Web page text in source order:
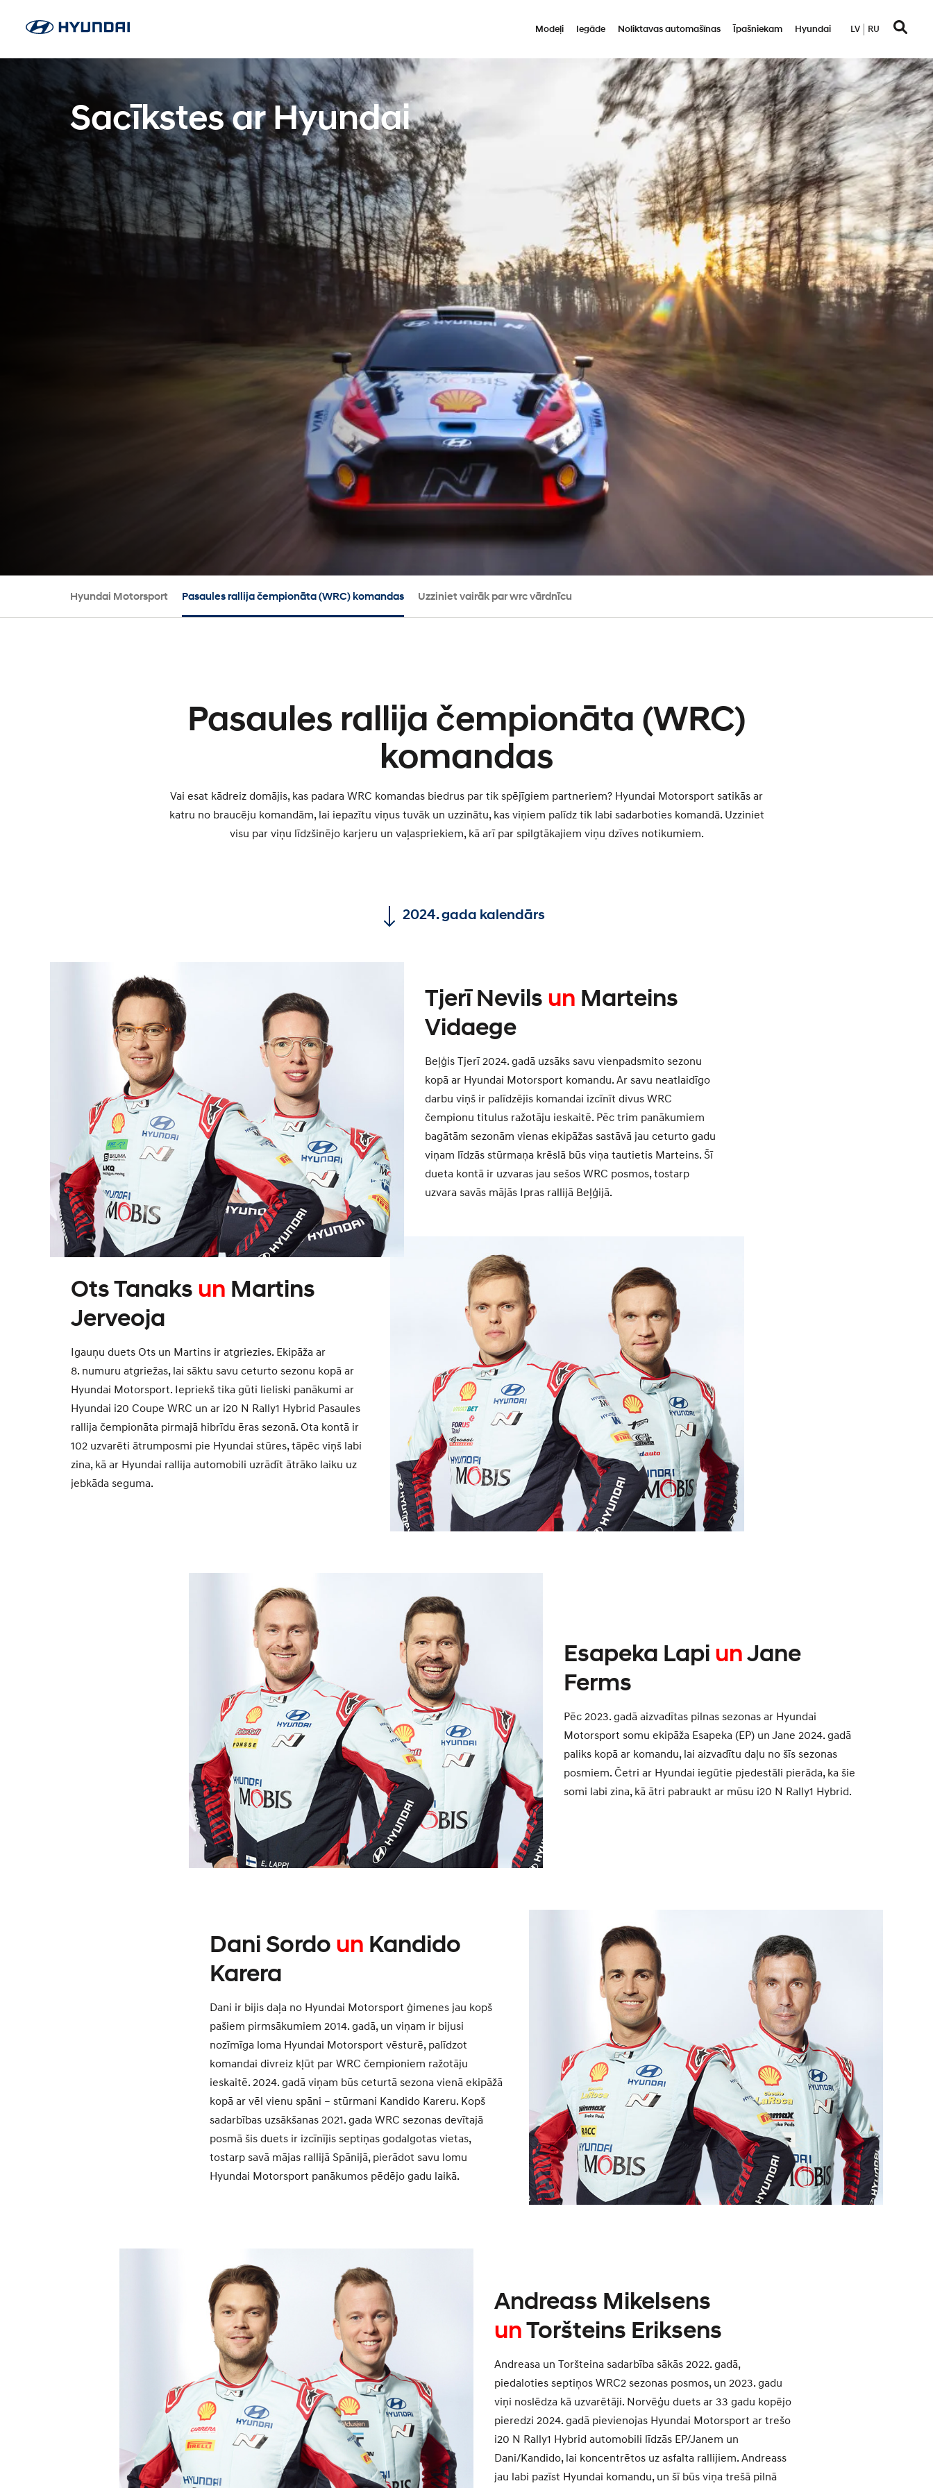
Modeļi Iegāde Noliktavas automašīnas Īpašniekam Hyundai LV RU
Sacīkstes ar Hyundai
Hyundai Motorsport Pasaules rallija čempionāta (WRC) komandas Uzziniet vairāk par wrc vārdnīcu
Pasaules rallija čempionāta (WRC)
komandas
Vai esat kādreiz domājis, kas padara WRC komandas biedrus par tik spējīgiem partneriem? Hyundai Motorsport satikās ar
katru no braucēju komandām, lai iepazītu viņus tuvāk un uzzinātu, kas viņiem palīdz tik labi sadarboties komandā. Uzziniet
visu par viņu līdzšinējo karjeru un vaļaspriekiem, kā arī par spilgtākajiem viņu dzīves notikumiem.
2024. gada kalendārs
Tjerī Nevils un Marteins
Vidaege
Beļģis Tjerī 2024. gadā uzsāks savu vienpadsmito sezonu
kopā ar Hyundai Motorsport komandu. Ar savu neatlaidīgo
darbu viņš ir palīdzējis komandai izcīnīt divus WRC
čempionu titulus ražotāju ieskaitē. Pēc trim panākumiem
bagātām sezonām vienas ekipāžas sastāvā jau ceturto gadu
viņam līdzās stūrmaņa krēslā būs viņa tautietis Marteins. Šī
dueta kontā ir uzvaras jau sešos WRC posmos, tostarp
uzvara savās mājās Ipras rallijā Beļģijā.
Ots Tanaks un Martins
Jerveoja
Igauņu duets Ots un Martins ir atgriezies. Ekipāža ar
8. numuru atgriežas, lai sāktu savu ceturto sezonu kopā ar
Hyundai Motorsport. Iepriekš tika gūti lieliski panākumi ar
Hyundai i20 Coupe WRC un ar i20 N Rally1 Hybrid Pasaules
rallija čempionāta pirmajā hibrīdu ēras sezonā. Ota kontā ir
102 uzvarēti ātrumposmi pie Hyundai stūres, tāpēc viņš labi
zina, kā ar Hyundai rallija automobili uzrādīt ātrāko laiku uz
jebkāda seguma.
Esapeka Lapi unJane
Ferms
Pēc 2023. gadā aizvadītas pilnas sezonas ar Hyundai
Motorsport somu ekipāža Esapeka (EP) un Jane 2024. gadā
paliks kopā ar komandu, lai aizvadītu daļu no šīs sezonas
posmiem. Četri ar Hyundai iegūtie pjedestāli pierāda, ka šie
somi labi zina, kā ātri pabraukt ar mūsu i20 N Rally1 Hybrid.
Dani Sordo un Kandido
Karera
Dani ir bijis daļa no Hyundai Motorsport ģimenes jau kopš
pašiem pirmsākumiem 2014. gadā, un viņam ir bijusi
nozīmīga loma Hyundai Motorsport vēsturē, palīdzot
komandai divreiz kļūt par WRC čempioniem ražotāju
ieskaitē. 2024. gadā viņam būs ceturtā sezona vienā ekipāžā
kopā ar vēl vienu spāni – stūrmani Kandido Kareru. Kopš
sadarbības uzsākšanas 2021. gada WRC sezonas devītajā
posmā šis duets ir izcīnījis septiņas godalgotas vietas,
tostarp savā mājas rallijā Spānijā, pierādot savu lomu
Hyundai Motorsport panākumos pēdējo gadu laikā.
Andreass Mikelsens
unToršteins Eriksens
Andreasa un Toršteina sadarbība sākās 2022. gadā,
piedaloties septiņos WRC2 sezonas posmos, un 2023. gadu
viņi noslēdza kā uzvarētāji. Norvēģu duets ar 33 gadu kopējo
pieredzi 2024. gadā pievienojas Hyundai Motorsport ar trešo
i20 N Rally1 Hybrid automobili līdzās EP/Janem un
Dani/Kandido, lai koncentrētos uz asfalta rallijiem. Andreass
jau labi pazīst Hyundai komandu, un šī būs viņa trešā pilnā